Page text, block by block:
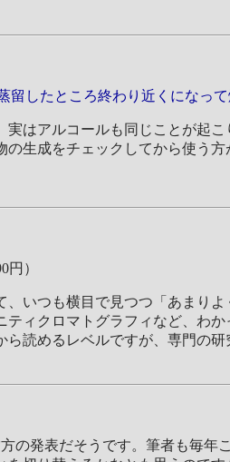
したところ終わり近くになって
はアルコールも同じことが起
生成をチェックしてから使う方
）
いつも横目で見つつ「あまり
ィクロマトグラフィなど、わ
読めるレベルですが、専門の
発表だそうです。筆者も毎年